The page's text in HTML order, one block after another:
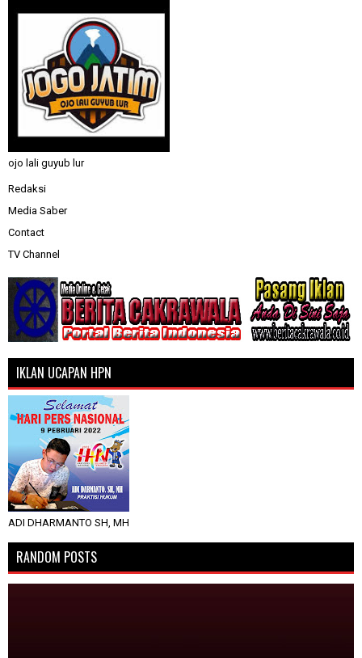
ojo lali guyub lur
Redaksi
Media Saber
Contact
TV Channel
IKLAN UCAPAN HPN
ADI DHARMANTO SH, MH
RANDOM POSTS